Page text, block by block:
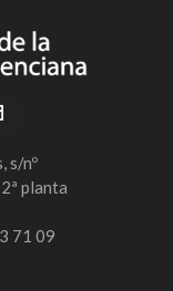
s/nº
planta
71 09